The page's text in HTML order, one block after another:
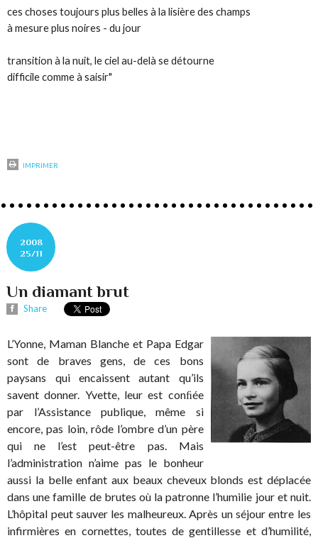
ces choses toujours plus belles à la lisière des champs
à mesure plus noires - du jour
transition à la nuit, le ciel au-delà se détourne
difficile comme à saisir"
IMPRIMER
2008
25/11
Un diamant brut
Share
L’Yonne, Maman Blanche et Papa Edgar
sont de braves gens, de ces bons
paysans qui encaissent autant qu’ils
savent donner. Yvette, leur est conﬁée
par l’Assistance publique, même si
encore, pas loin, rôde l’ombre d’un père
qui ne l’est peut-être pas. Mais
l’administration n’aime pas le bonheur
aussi la belle enfant aux beaux cheveux blonds est déplacée
dans une famille de brutes où la patronne l’humilie jour et nuit.
L’hôpital peut sauver les malheureux. Après un séjour entre les
infirmières en cornettes, toutes de gentillesse et d’humilité,